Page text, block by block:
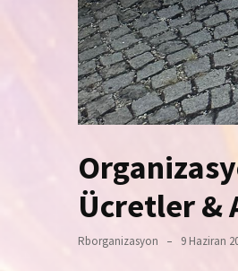
Ücretler &
Rborganizasyon 9 Haziran